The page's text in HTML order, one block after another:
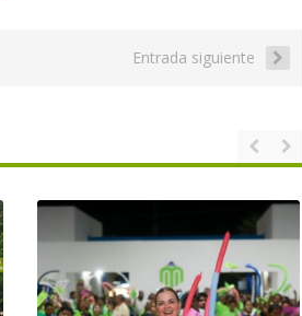
Entrada siguiente